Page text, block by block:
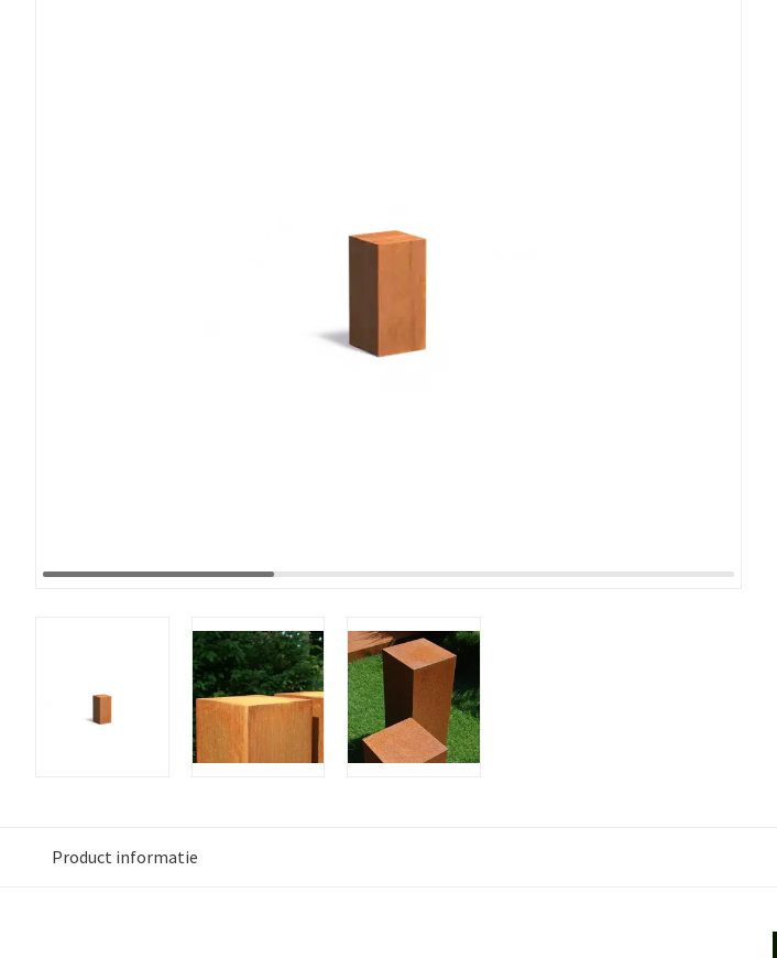
Product informatie